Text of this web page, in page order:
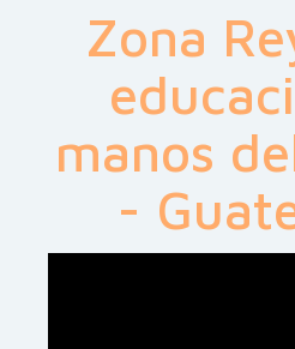
Zona
manos
-